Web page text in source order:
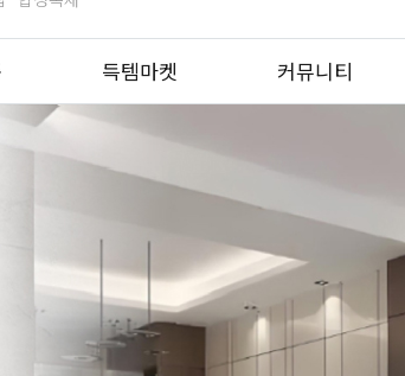
득템마켓 커뮤니티